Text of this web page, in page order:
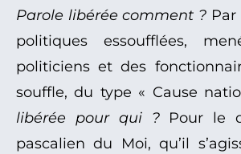
Parole libérée comment ? Par
politiques essoufflées,
politiciens et des
souffle, du type « Cause
libérée pour qui ?Pour le
pascalien du Moi, qu’il